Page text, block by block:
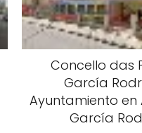
Concello das
García
Ayuntamiento en
García